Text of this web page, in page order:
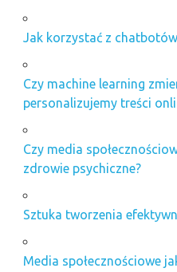
Jak korzystać z
Czy machine learning
personalizujemy treści
Czy media
zdrowie psychiczne?
Sztuka tworzenia
Media społecznościowe